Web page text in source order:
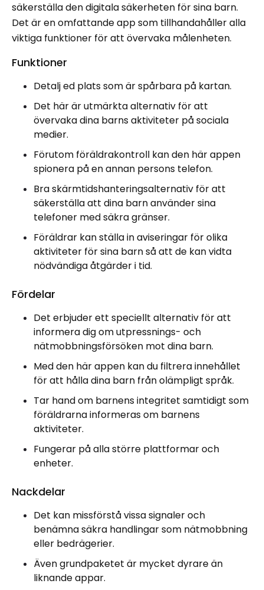
säkerställa den digitala säkerheten för sina barn.
Det är en omfattande app som tillhandahåller alla
viktiga funktioner för att övervaka målenheten.
Funktioner
Detalj ed plats som är spårbara på kartan.
Det här är utmärkta alternativ för att
övervaka dina barns aktiviteter på sociala
medier.
Förutom föräldrakontroll kan den här appen
spionera på en annan persons telefon.
Bra skärmtidshanteringsalternativ för att
säkerställa att dina barn använder sina
telefoner med säkra gränser.
Föräldrar kan ställa in aviseringar för olika
aktiviteter för sina barn så att de kan vidta
nödvändiga åtgärder i tid.
Fördelar
Det erbjuder ett speciellt alternativ för att
informera dig om utpressnings- och
nätmobbningsförsöken mot dina barn.
Med den här appen kan du filtrera innehållet
för att hålla dina barn från olämpligt språk.
Tar hand om barnens integritet samtidigt som
föräldrarna informeras om barnens
aktiviteter.
Fungerar på alla större plattformar och
enheter.
Nackdelar
Det kan missförstå vissa signaler och
benämna säkra handlingar som nätmobbning
eller bedrägerier.
Även grundpaketet är mycket dyrare än
liknande appar.